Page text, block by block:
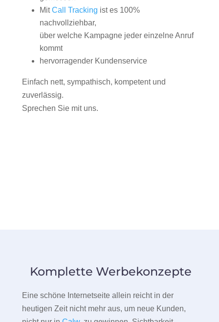
MitCall Tracking ist es 100%
nachvollziehbar,
über welche Kampagne jeder einzelne Anruf
kommt
hervorragender Kundenservice
Einfach nett, sympathisch, kompetent und
zuverlässig.
Sprechen Sie mit uns.
Komplette Werbekonzepte
Eine schöne Internetseite allein reicht in der
heutigen Zeit nicht mehr aus, um neue Kunden,